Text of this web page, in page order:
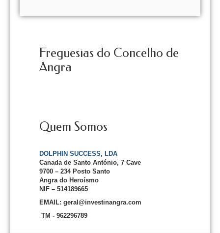
Freguesias do Concelho de
Angra
Quem Somos
DOLPHIN SUCCESS, LDA
Canada de Santo António, 7 Cave
9700 – 234 Posto Santo
Angra do Heroísmo
NIF – 514189665
EMAIL: geral@investinangra.com
TM - 962296789